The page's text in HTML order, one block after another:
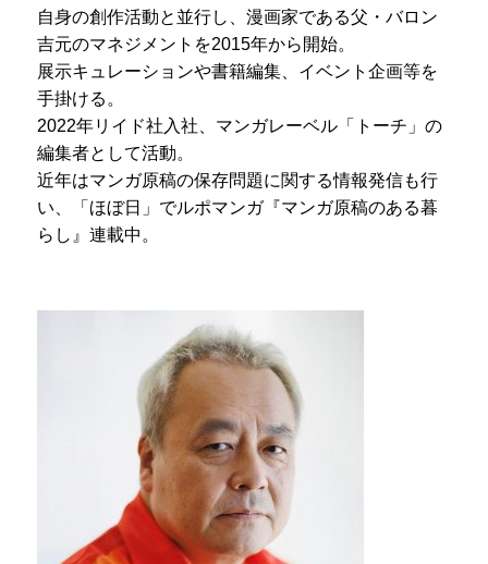
自身の創作活動と並行し、漫画家である父・バロン
吉元のマネジメントを2015年から開始。
展示キュレーションや書籍編集、イベント企画等を
手掛ける。
2022年リイド社入社、マンガレーベル「トーチ」の
編集者として活動。
近年はマンガ原稿の保存問題に関する情報発信も行
い、「ほぼ日」でルポマンガ『マンガ原稿のある暮
らし』連載中。